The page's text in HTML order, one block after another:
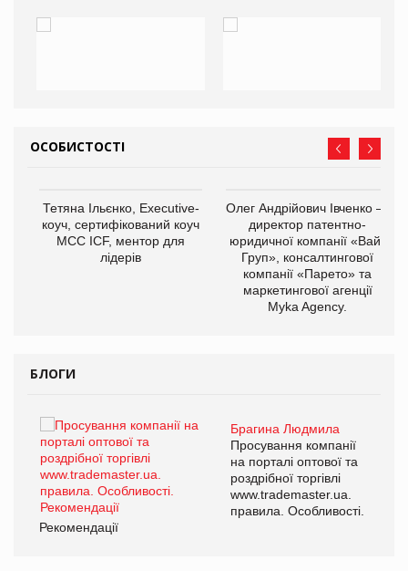
ОСОБИСТОСТІ
Тетяна Ільєнко, Executive-
коуч, сертифікований коуч
МСС ICF, ментор для
лідерів
Олег Андрійович Івченко —
директор патентно-
юридичної компанії «Вайз
Груп», консалтингової
компанії «Парето» та
маркетингової агенції
Myka Agency.
БЛОГИ
Брагина Людмила
Просування компанії
на порталі оптової та
роздрібної торгівлі
www.trademaster.ua.
правила. Особливості.
Рекомендації